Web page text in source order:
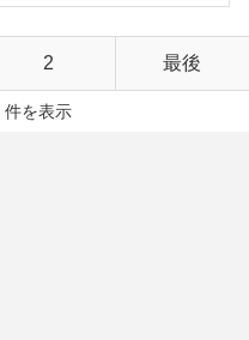
2 最後
を表示